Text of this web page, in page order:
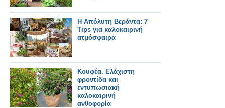
Η Απόλυτη Βεράντα: 7
Tips για καλοκαιρινή
ατμόσφαιρα
Κουφέα. Ελάχιστη
φροντίδα και
εντυπωσιακή
καλοκαιρινή
ανθοφορία